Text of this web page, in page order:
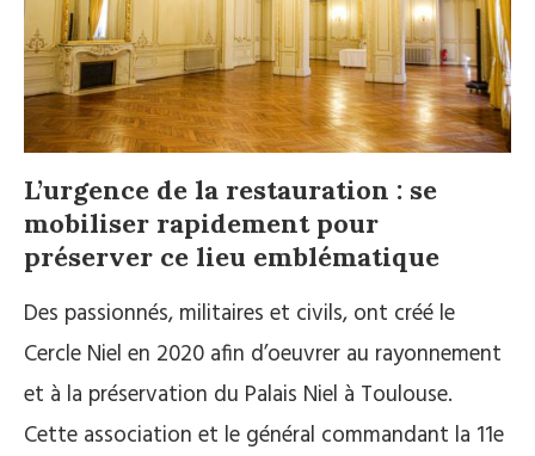
L’urgence de la restauration : se
mobiliser rapidement pour
préserver ce lieu emblématique
Des passionnés, militaires et civils, ont créé le
Cercle Niel en 2020 afin d’oeuvrer au rayonnement
et à la préservation du Palais Niel à Toulouse.
Cette association et le général commandant la 11e